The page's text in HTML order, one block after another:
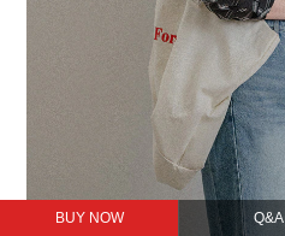
BUY NOW Q&A